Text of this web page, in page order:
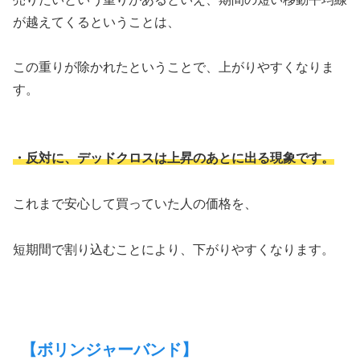
が越えてくるということは、
この重りが除かれたということで、上がりやすくなりま
す。
・反対に、デッドクロスは上昇のあとに出る現象です。
これまで安心して買っていた人の価格を、
短期間で割り込むことにより、下がりやすくなります。
【ボリンジャーバンド】